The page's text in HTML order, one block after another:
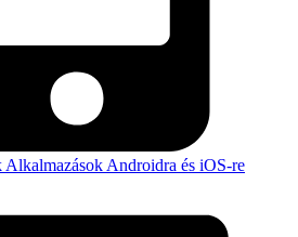
Alkalmazások Androidra és iOS-re